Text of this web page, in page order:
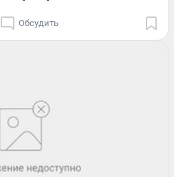
Обсудить